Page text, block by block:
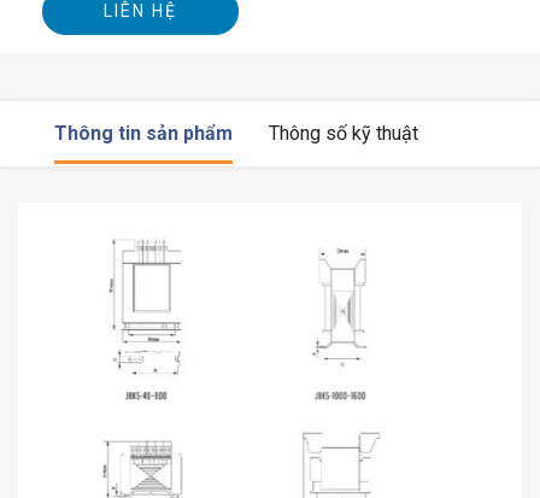
LIÊN HỆ
Thông tin sản phẩm Thông số kỹ thuật